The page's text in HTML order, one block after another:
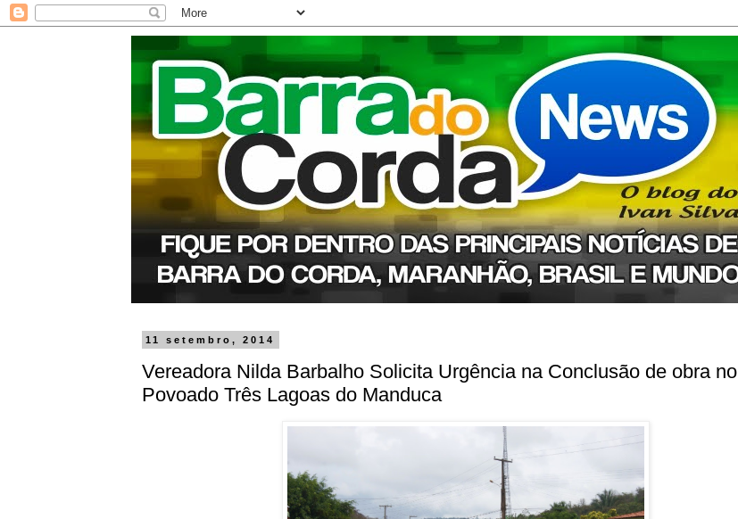
11 setembro, 2014
Vereadora Nilda Barbalho Solicita Urgência na Conclusão de obra no